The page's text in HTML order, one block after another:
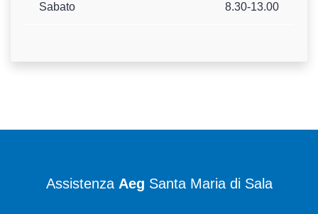
Sabato 8.30-13.00
Assistenza Aeg Santa Maria di Sala